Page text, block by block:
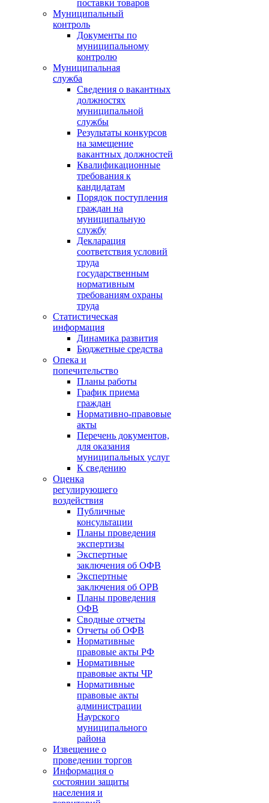
поставки товаров
Муниципальный
контроль
Документы по
муниципальному
контролю
Муниципальная
служба
Сведения о вакантных
должностях
муниципальной
службы
Результаты конкурсов
на замещение
вакантных должностей
Квалификационные
требования к
кандидатам
Порядок поступления
граждан на
муниципальную
службу
Декларация
соответствия условий
труда
государственным
нормативным
требованиям охраны
труда
Статистическая
информация
Динамика развития
Бюджетные средства
Опека и
попечительство
Планы работы
График приема
граждан
Нормативно-правовые
акты
Перечень документов,
для оказания
муниципальных услуг
К сведению
Оценка
регулирующего
воздействия
Публичные
консультации
Планы проведения
экспертизы
Экспертные
заключения об ОФВ
Экспертные
заключения об ОРВ
Планы проведения
ОФВ
Сводные отчеты
Отчеты об ОФВ
Нормативные
правовые акты РФ
Нормативные
правовые акты ЧР
Нормативные
правовые акты
администрации
Наурского
муниципального
района
Извещение о
проведении торгов
Информация о
состоянии защиты
населения и